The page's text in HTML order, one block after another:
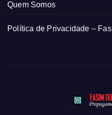
Quem Somos
Política de Privacidade –